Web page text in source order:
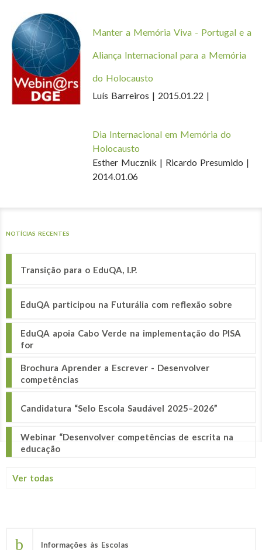
Manter a Memória Viva - Portugal e a
Aliança Internacional para a Memória
do Holocausto
Luís Barreiros | 2015.01.22 |
Dia Internacional em Memória do
Holocausto
Esther Mucznik | Ricardo Presumido |
2014.01.06
NOTÍCIAS RECENTES
Transição para o EduQA, I.P.
EduQA participou na Futurália com reflexão sobre
EduQA apoia Cabo Verde na implementação do PISA
for
Brochura Aprender a Escrever - Desenvolver
competências
Candidatura “Selo Escola Saudável 2025–2026”
Webinar “Desenvolver competências de escrita na
educação
Ver todas
Informações às Escolas